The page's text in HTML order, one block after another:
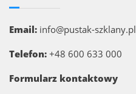
Email: info@pustak-szklany.pl
Telefon: +48 600 633 000
Formularz kontaktowy